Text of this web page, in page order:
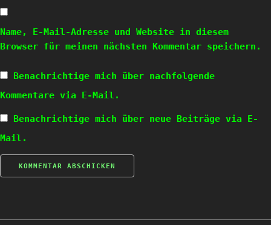
Name, E-Mail-Adresse und Website in diesem
Browser für meinen nächsten Kommentar speichern.
Benachrichtige mich über nachfolgende
Kommentare via E-Mail.
Benachrichtige mich über neue Beiträge via E-
Mail.